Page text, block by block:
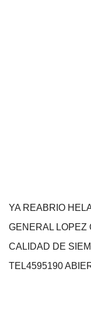
YA REABRIO
GENERAL LOPEZ
CALIDAD DE
TEL4595190